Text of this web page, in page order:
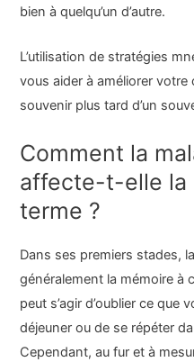
bien à quelqu’un d’autre.
L’utilisation de stratégies
vous aider à améliorer
souvenir plus tard d’un
Comment la
affecte-t-elle la
terme ?
Dans ses premiers stades,
généralement la mémoire à
peut s’agir d’oublier ce que
déjeuner ou de se répéter
Cependant, au fur et à